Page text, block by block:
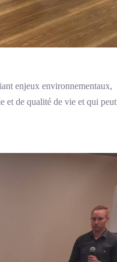
enjeux environnementaux,
et de qualité de vie et qui peut